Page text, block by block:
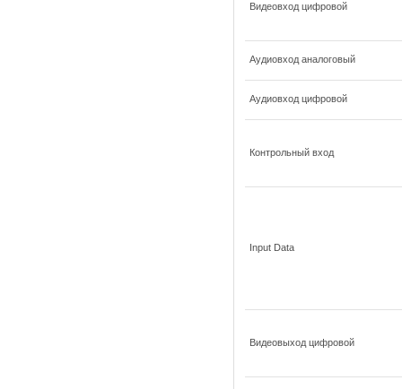
Видеовход цифровой
Аудиовход аналоговый
Аудиовход цифровой
Контрольный вход
Input Data
Видеовыход цифровой